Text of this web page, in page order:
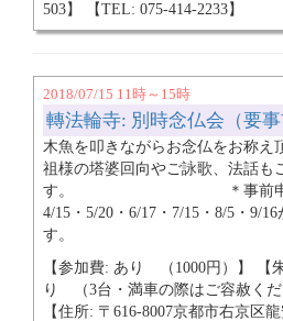
503】 【TEL: 075-414-2233】
2018/07/15 11時～15時
轉法輪寺: 別時念仏会（要事
木魚を叩きながらお念仏をお称え
祖様の塔婆回向やご詠歌、法話も
す。 ＊事前申し込
4/15・5/20・6/17・7/15・8/5・9/
す。
【参加費: あり （1000円）】 【
り （3台・満車の際はご容赦くだ
【住所: 〒616-8007京都市右京区